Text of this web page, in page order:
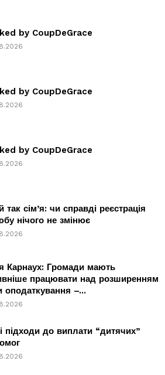
by CoupDeGrace
by CoupDeGrace
by CoupDeGrace
так сім’я: чи справді реєстрація
нічого не змінює
Карнаух: Громади мають
працювати над розширенням
оподаткування –...
підходи до виплати “дитячих”